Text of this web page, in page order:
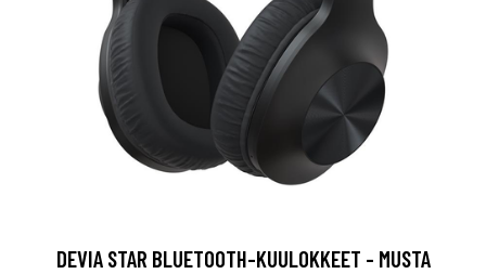
DEVIA STAR BLUETOOTH-KUULOKKEET - MUSTA